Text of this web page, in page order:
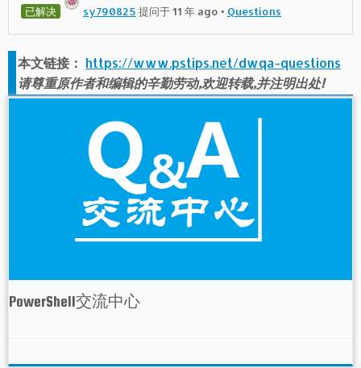
已解决 sy790825 提问于 11 年 ago • Questions
本文链接： https://www.pstips.net/dwqa-questions
请尊重原作者和编辑的辛勤劳动,欢迎转载,并注明出处!
PowerShell交流中心